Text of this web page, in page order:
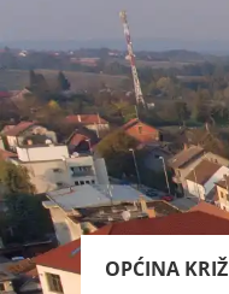
OPĆINA KRIŽ